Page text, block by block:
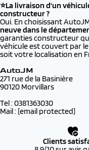
⭐La livraison d'un
constructeur ?
Oui. En choisissant
neuve dans le
garanties constructeur
véhicule est couvert par
soit votre localisation en
AutoJM
271 rue de la Basinière
90120 Morvillars
Tel : 0381363030
Mail : [email protected]
Clients